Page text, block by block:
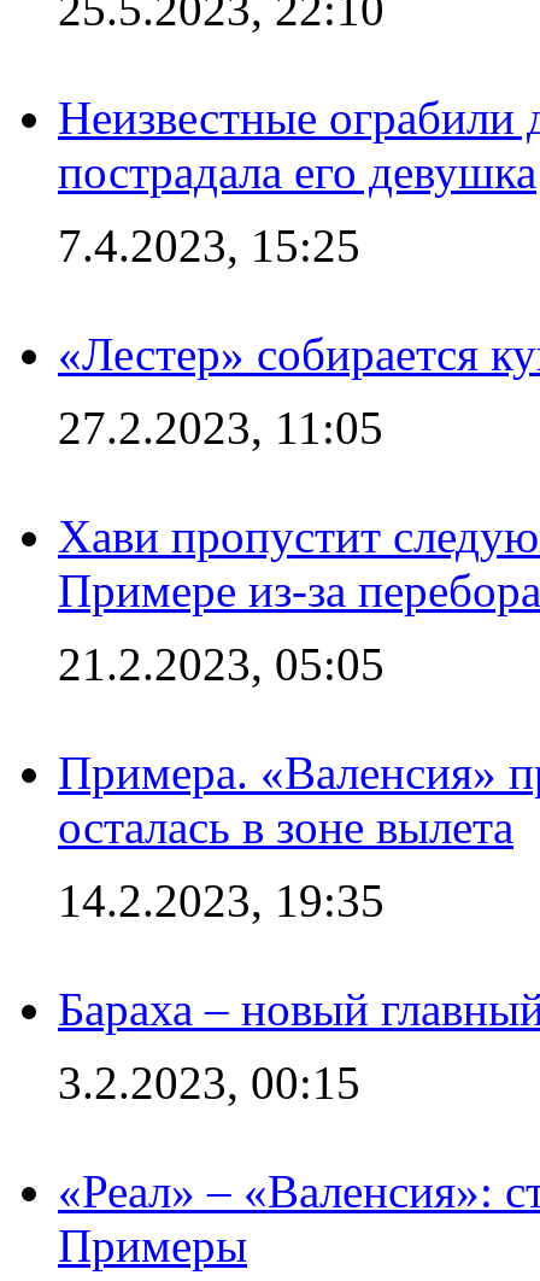
Неизвестные
пострадала его девушка
7.4.2023, 15:25
«Лестер» собирается
27.2.2023, 11:05
Хави пропустит
Примере из-за
21.2.2023, 05:05
Примера. «Валенсия»
осталась в зоне вылета
14.2.2023, 19:35
Бараха – новый
3.2.2023, 00:15
«Реал» – «Валенсия»:
Примеры